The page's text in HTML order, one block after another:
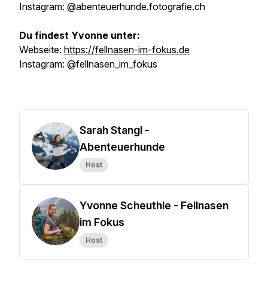
Instagram: @abenteuerhunde.fotografie.ch
Du findest Yvonne unter:
Webseite: https://fellnasen-im-fokus.de
Instagram: @fellnasen_im_fokus
Sarah Stangl -
Abenteuerhunde
Host
Yvonne Scheuthle - Fellnasen
im Fokus
Host